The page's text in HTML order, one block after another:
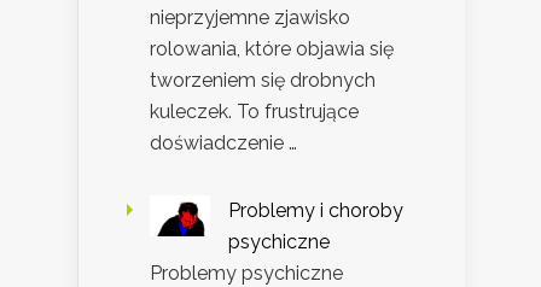
nieprzyjemne zjawisko
rolowania, które objawia się
tworzeniem się drobnych
kuleczek. To frustrujące
doświadczenie …
Problemy i choroby
psychiczne
Problemy psychiczne